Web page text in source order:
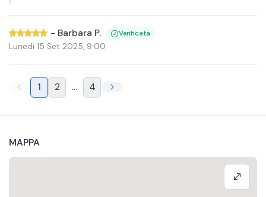
- Barbara P. Verificata
Lunedì 15 Set 2025, 9:00
1 2 ... 4
MAPPA